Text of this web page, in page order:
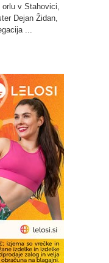
v Stahovici,
Dejan Židan,
...